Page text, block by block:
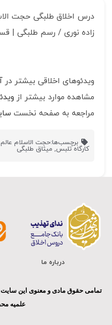
درس اخلاق طلبگی حجت
زاده نوری / رسم طلبگی |
ویدئوهای اخلاقی بیشتر در
مشاهده موارد بیشتر از
مراجعه به صفحه نخست
برچسب‌ها:حجت الاسلام عالم
کارگاه تلبس, میثاق طلبگی
درباره ما
تمامی حقوق مادی و معنوی این سایت
علمیه